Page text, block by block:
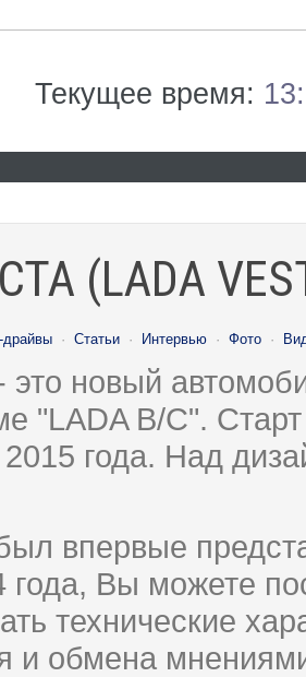
Текущее время:
(LADA
драйвы · Статьи · Интервью · Фото ·
это новый
"LADA B/C".
2015 года. Над
впервые
года, Вы можете
технические
и обмена